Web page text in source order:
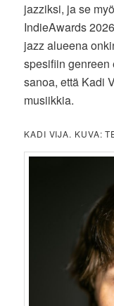
jazziksi, ja se
IndieAwards
jazz alueena
spesifiin genreen
sanoa, että Kadi
musiikkia.
KADI VIJA. KUVA: